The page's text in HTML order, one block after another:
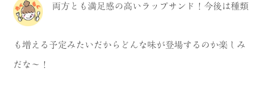
両方とも満足感の高いラップサンド！今後は種類
も増える予定みたいだからどんな味が登場するのか楽しみ
だな～！